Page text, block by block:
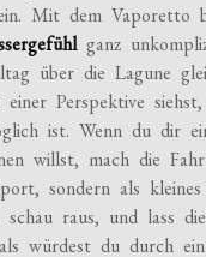
Mit dem Vaporetto
ganz
über die Lagune
Perspektive
ist. Wenn du dir
willst, mach die
sondern als
raus, und lass die
würdest du durch